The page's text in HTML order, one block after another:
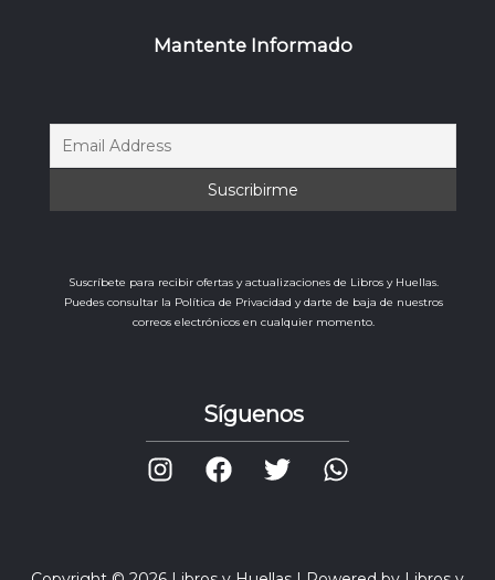
Mantente Informado
Suscríbete para recibir ofertas y actualizaciones de Libros y Huellas.
Puedes consultar la Política de Privacidad y darte de baja de nuestros
correos electrónicos en cualquier momento.
Síguenos